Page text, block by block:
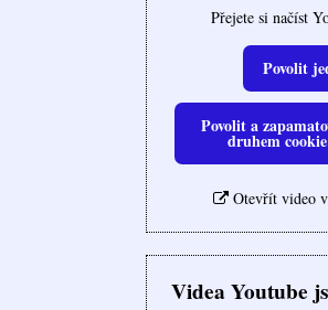
Přejete si načíst
Povolit
Povolit a
druhem
Otevřít video
Videa Youtube